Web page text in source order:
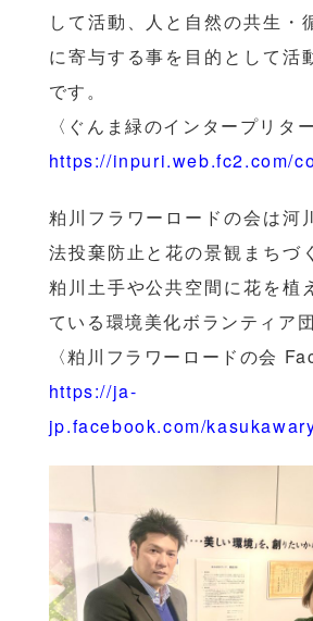
して活動、人と自然の共生・
に寄与する事を目的として活
です。
〈ぐんま緑のインタープリタ
https://inpuri.web.fc2.com/
粕川フラワーロードの会は河
法投棄防止と花の景観まちづ
粕川土手や公共空間に花を植
ている環境美化ボランティア団
〈粕川フラワーロードの会
https://ja-
jp.facebook.com/